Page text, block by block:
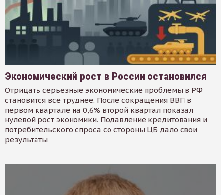
Экономический рост в России остановился
Отрицать серьезные экономические проблемы в РФ
становится все труднее. После сокращения ВВП в
первом квартале на 0,6% второй квартал показал
нулевой рост экономики. Подавление кредитования и
потребительского спроса со стороны ЦБ дало свои
результаты